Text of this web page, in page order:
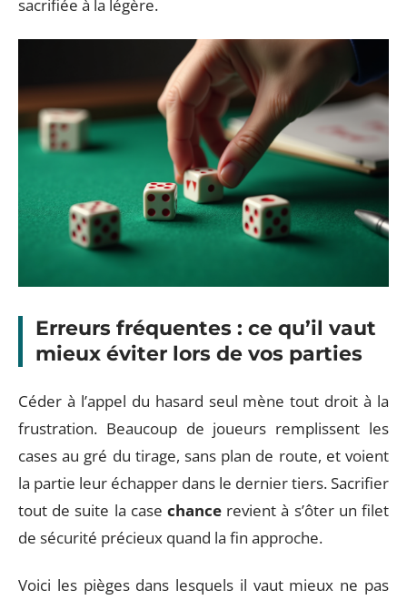
sacrifiée à la légère.
Erreurs fréquentes : ce qu’il vaut
mieux éviter lors de vos parties
Céder à l’appel du hasard seul mène tout droit à la
frustration. Beaucoup de joueurs remplissent les
cases au gré du tirage, sans plan de route, et voient
la partie leur échapper dans le dernier tiers. Sacrifier
tout de suite la case chance revient à s’ôter un filet
de sécurité précieux quand la fin approche.
Voici les pièges dans lesquels il vaut mieux ne pas